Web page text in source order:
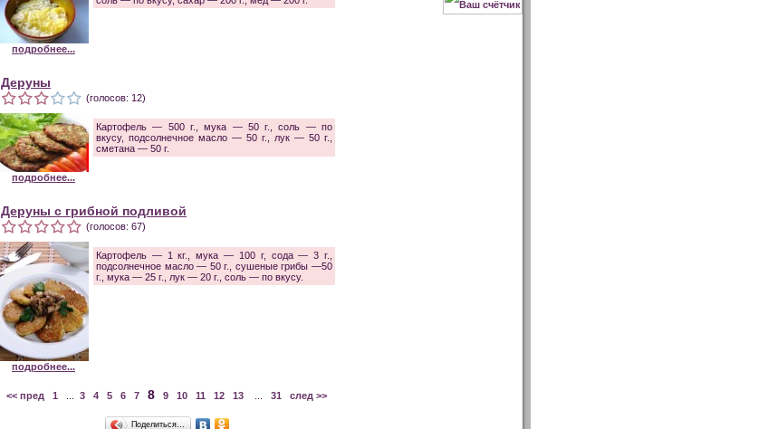
подробнее...
Деруны
(голосов: 12)
подробнее...
Картофель — 500 г., мука — 50 г., соль — по
вкусу, подсолнечное масло — 50 г., лук — 50 г.,
сметана — 50 г.
Деруны с грибной подливой
(голосов: 67)
подробнее...
Картофель — 1 кг., мука — 100 г, сода — 3 г.,
подсолнечное масло — 50 г., сушеные грибы —50
г., мука — 25 г., лук — 20 г., соль — по вкусу.
<< пред 1 3 4 5 6 7 8 9 10 11 12 13 31 след >>
Поделиться…